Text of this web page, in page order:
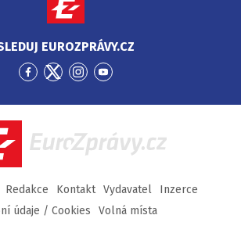
EUROZPRÁVY.CZ
Přejít
Facebook
Přejít
Twitter
Přejít
Instagram
Přejít
YouTube
EuroZprávy.cz
Redakce Kontakt Vydavatel
Inzerce
údaje / Cookies
Volná místa